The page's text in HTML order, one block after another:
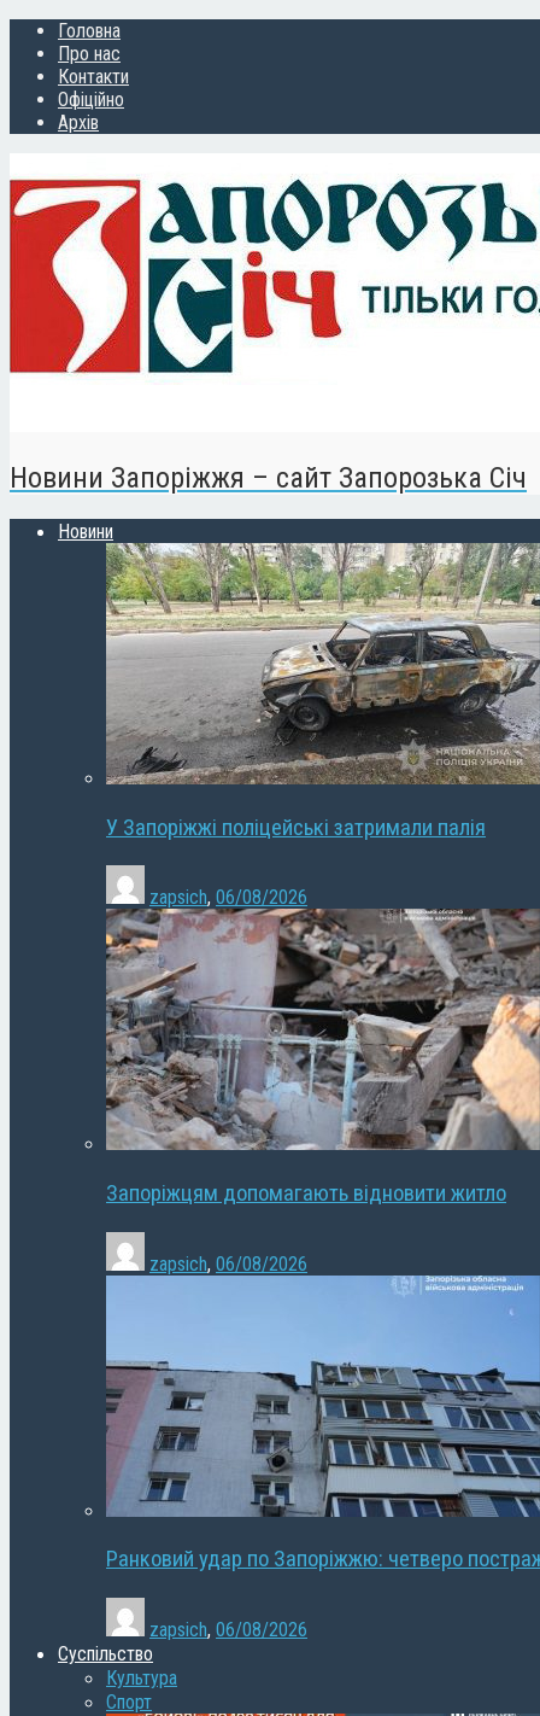
Головна
Про нас
Контакти
Офіційно
Архів
Новини Запоріжжя – сайт Запорозька Січ
Новини
У Запоріжжі поліцейські затримали палія
zapsich, 06/08/2026
Запоріжцям допомагають відновити житло
zapsich, 06/08/2026
Ранковий удар по Запоріжжю: четверо
zapsich, 06/08/2026
Суспільство
Культура
Спорт